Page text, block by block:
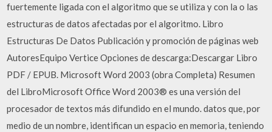
fuertemente ligada con el algoritmo que se utiliza y con la o las
estructuras de datos afectadas por el algoritmo. Libro
Estructuras De Datos Publicación y promoción de páginas web
AutoresEquipo Vertice Opciones de descarga:Descargar Libro
PDF / EPUB. Microsoft Word 2003 (obra Completa) Resumen
del LibroMicrosoft Office Word 2003® es una versión del
procesador de textos más difundido en el mundo. datos que, por
medio de un nombre, identifican un espacio en memoria, teniendo